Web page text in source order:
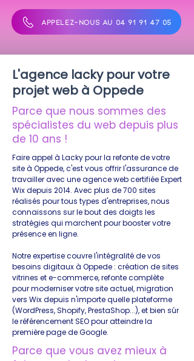
APPELEZ-NOUS AU 04 91 91 47 05
L'agence lacky pour votre
projet web à Oppede
Parce que nous sommes des
spécialistes du web depuis plus
de 10 ans !
Faire appel à Lacky pour la refonte de votre
site à Oppede, c'est vous offrir l'assurance de
travailler avec une agence web certifiée Expert
Wix depuis 2014. Avec plus de 700 sites
réalisés pour tous types d'entreprises, nous
connaissons sur le bout des doigts les
stratégies qui marchent pour booster votre
présence en ligne.
Notre expertise couvre l'intégralité de vos
besoins digitaux à Oppede : création de sites
vitrines et e-commerce, refonte complète
pour moderniser votre site actuel, migration
vers Wix depuis n'importe quelle plateforme
(WordPress, Shopify, PrestaShop...), et bien sûr
le référencement SEO pour atteindre la
première page de Google.
Parce que vous avez mieux à